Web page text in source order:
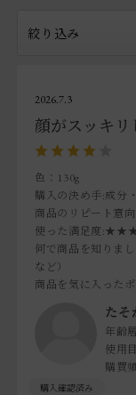
絞り込み
2026.7.3
顔がスッキリ
色：130g
購入の決め手:成分
商品のリピート意向
使った満足度
何で商品を知りま
など）
商品を気に入った
たそ
年齢
使用
購買